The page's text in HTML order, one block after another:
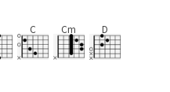
C Cm D